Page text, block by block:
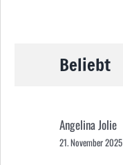
Beliebt
Angelina Jolie
21. November 2025